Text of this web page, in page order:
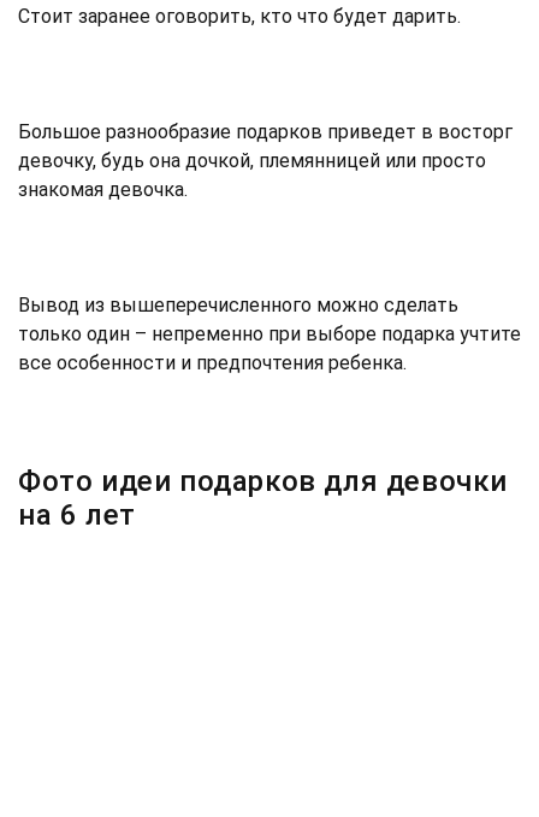
Стоит заранее оговорить, кто что будет дарить.
Большое разнообразие подарков приведет в восторг
девочку, будь она дочкой, племянницей или просто
знакомая девочка.
Вывод из вышеперечисленного можно сделать
только один – непременно при выборе подарка учтите
все особенности и предпочтения ребенка.
Фото идеи подарков для девочки
на 6 лет